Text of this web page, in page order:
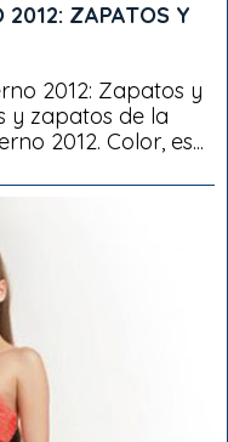
2012: ZAPATOS Y
2012: Zapatos y
y zapatos de la
2012. Color, es...